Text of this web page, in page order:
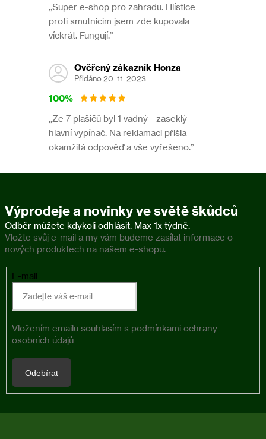
,,Super e-shop pro zahradu. Hlístice
proti smutnicim jsem zde kupovala
víckrát. Fungují.”
Ověřený zákazník Honza
Přidáno 20. 11. 2023
100%
,,Ze 7 plašičů byl 1 vadný - zaseklý
hlavní vypínač. Na reklamaci přišla
okamžitá odpověď a vše vyřešeno.”
Výprodeje a novinky ve světě škůdců
Vložte svůj e-mail a my vám budeme zasílat informace o
nových produktech na našem e-shopu.
E-mail
Vložením emailu souhlasím s podmínkami ochrany
osobních údajů
Odebírat